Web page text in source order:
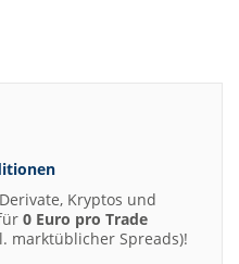
Kryptos und
0 Euro pro Trade
marktüblicher Spreads)!